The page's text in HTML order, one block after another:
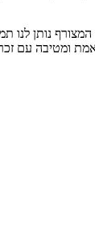
נותן לנו
ומטיבה עם